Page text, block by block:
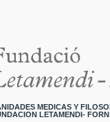
MEDICAS Y
LETAMENDI-